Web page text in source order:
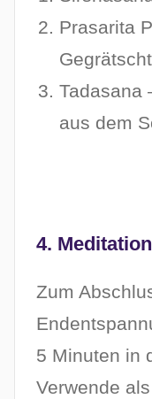
Prasarita
Tadasana
aus dem
4. Meditation
Zum
5 Minuten in
Verwende